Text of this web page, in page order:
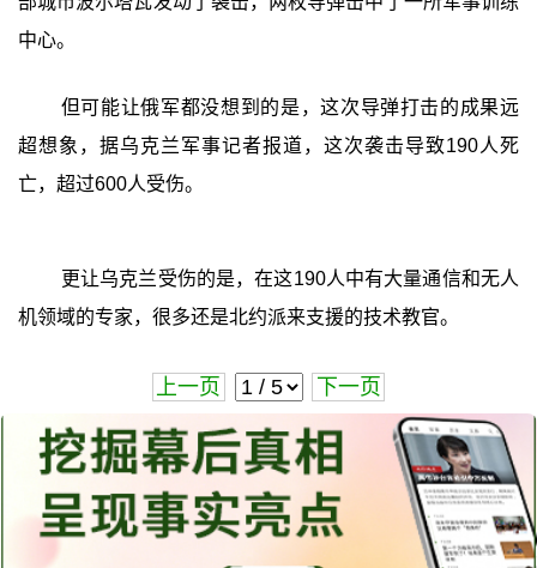
中心。
但可能让俄军都没想到的是，这次导弹打击的成果远
超想象，据乌克兰军事记者报道，这次袭击导致190人死
亡，超过600人受伤。
更让乌克兰受伤的是，在这190人中有大量通信和无人
机领域的专家，很多还是北约派来支援的技术教官。
上一页 下一页